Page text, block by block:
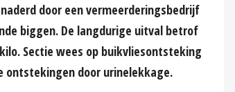
door een vermeerderingsbedrijf
biggen. De langdurige uitval betrof
Sectie wees op buikvliesontsteking
ontstekingen door urinelekkage.